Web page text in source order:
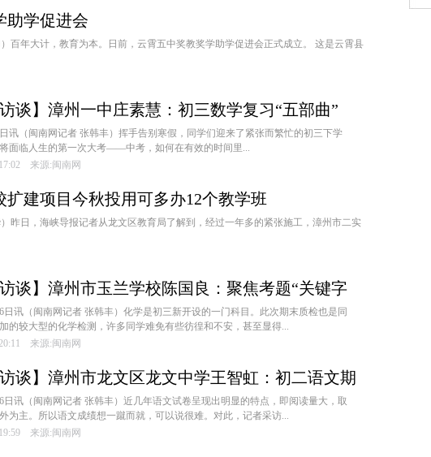
助学促进会
百年大计，教育为本。日前，云霄五中奖教奖学助学促进会正式成立。 这是云霄县
访谈】漳州一中庄素慧：初三数学复习“五部曲”
讯（闽南网记者 张韩丰）挥手告别寒假，同学们迎来了紧张而繁忙的初三下学
面临人生的第一次大考——中考，如何在有效的时间里...
来源:闽南网
建项目今秋投用可多办12个教学班
昨日，海峡导报记者从龙文区教育局了解到，经过一年多的紧张施工，漳州市二实
访谈】漳州市玉兰学校陈国良：聚焦考题“关键字
解题突破口
日讯（闽南网记者 张韩丰）化学是初三新开设的一门科目。此次期末质检也是同
的较大型的化学检测，许多同学难免有些彷徨和不安，甚至显得...
来源:闽南网
访谈】漳州市龙文区龙文中学王智虹：初二语文期
对性“集训攻破”
日讯（闽南网记者 张韩丰）近几年语文试卷呈现出明显的特点，即阅读量大，取
为主。所以语文成绩想一蹴而就，可以说很难。对此，记者采访...
来源:闽南网